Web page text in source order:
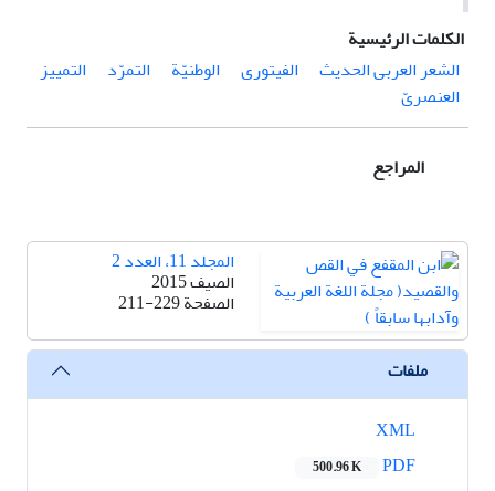
الكلمات الرئيسية
الشعر العربی الحدیث
الفیتوری الوطنیّة التمرّد
التمییز
العنصریّ
المجلد 11، العدد 2
الصيف 2015
الصفحة211-229
ملفات
500.96 K